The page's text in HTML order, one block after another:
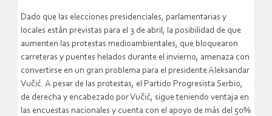
Dado que las elecciones presidenciales, parlamentarias y
locales están previstas para el 3 de abril, la posibilidad de que
aumenten las protestas medioambientales, que bloquearon
carreteras y puentes helados durante el invierno, amenaza con
convertirse en un gran problema para el presidente Aleksandar
Vučić. A pesar de las protestas, el Partido Progresista Serbio,
de derecha y encabezado por Vučić, sigue teniendo ventaja en
las encuestas nacionales y cuenta con el apoyo de más del 50%